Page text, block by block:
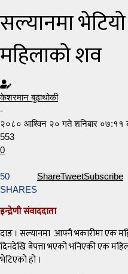
सल्यानमा
महिलाको शव
केशरमान बुढाथोकी
-
२०८० आश्विन २० गते शनिबार ०७:११
553
0
50
SHARES
ShareTweetSubscribe
इन्द्रेणी संवाददाता
दाङ । सल्यानमा आफ्नै भकारीमा एक
दिनदेखि बेपत्ता भएको भनिएकी एक
भेटिएको हो ।